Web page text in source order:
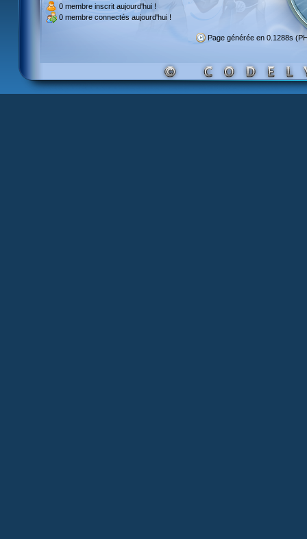
0 membre inscrit aujourd'hui !
0 membre connectés aujourd'hui !
Page générée en 0.1288s